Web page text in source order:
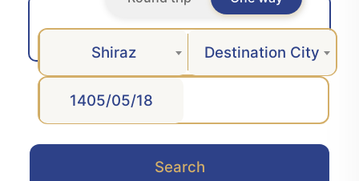
Shiraz Destination City
Search